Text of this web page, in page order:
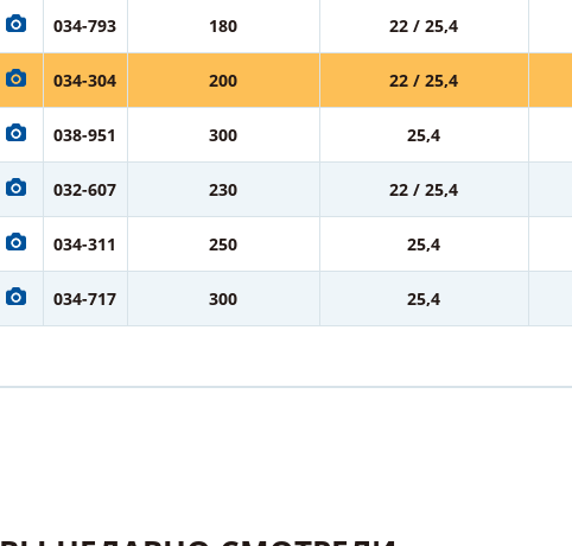
034-793 180 22 / 25,4
034-304 200 22 / 25,4
038-951 300 25,4
032-607 230 22 / 25,4
034-311 250 25,4
034-717 300 25,4